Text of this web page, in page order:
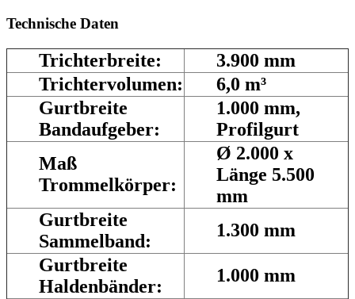
Technische Daten
Trichterbreite:
3.900 mm
Trichtervolumen:
6,0 m³
Gurtbreite
Bandaufgeber:
1.000 mm,
Profilgurt
Maß
Trommelkörper:
Ø 2.000 x
Länge 5.500
mm
Gurtbreite
Sammelband:
1.300 mm
Gurtbreite
Haldenbänder:
1.000 mm